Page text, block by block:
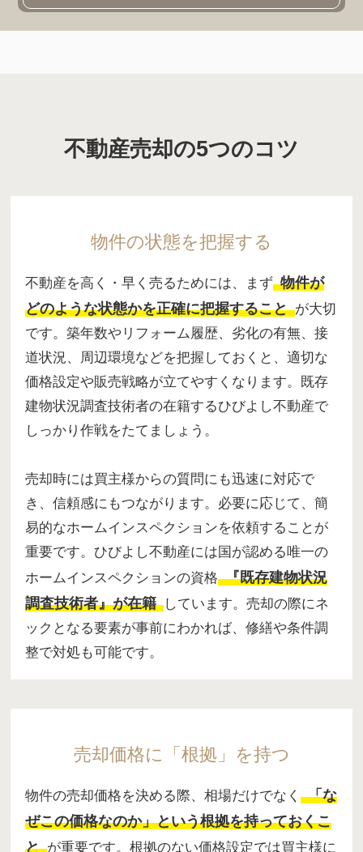
不動産売却の5つのコツ
物件の状態を把握する
不動産を高く・早く売るためには、まず 物件が
どのような状態かを正確に把握すること が大切
です。築年数やリフォーム履歴、劣化の有無、接
道状況、周辺環境などを把握しておくと、適切な
価格設定や販売戦略が立てやすくなります。既存
建物状況調査技術者の在籍するひびよし不動産で
しっかり作戦をたてましょう。
売却時には買主様からの質問にも迅速に対応で
き、信頼感にもつながります。必要に応じて、簡
易的なホームインスペクションを依頼することが
重要です。ひびよし不動産には国が認める唯一の
ホームインスペクションの資格 『既存建物状況
調査技術者』が在籍
しています。売却の際にネ
ックとなる要素が事前にわかれば、修繕や条件調
整で対処も可能です。
売却価格に「根拠」を持つ
物件の売却価格を決める際、相場だけでなく 「な
ぜこの価格なのか」という根拠を持っておくこ
と が重要です。根拠のない価格設定では買主様に